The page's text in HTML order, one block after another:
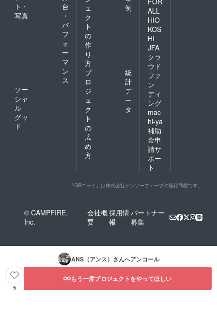
ト・
写真
台
・
パ
フ
ォ
ー
マ
ン
ス
ソー
シャ
ル
グッ
ド
ェ
ク
ト
の
作
り
方
例
プ
ロ
ジ
ェ
ク
ト
の
広
め
方
統
計
デ
ー
タ
ALL
HIO
KOS
HI
JFA
クラ
ウド
ファ
ン
ディ
ング
mac
hi-ya
補助
金申
請サ
ポー
ト
「QRコード」は株式会社デンソーウェーブの登録商標です。
© CAMPFIRE,
Inc.
会社概
要
採用情
報
パートナー
募集
ANS（アンス） さんへアンコール
5
もう一度プロジェクトをやってほしい